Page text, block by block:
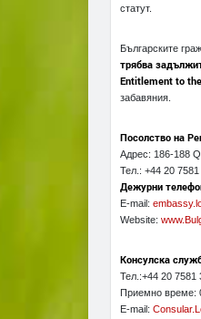
статут.
Българските
трябва
Entitlement to
забавяния.
Посолство на
Адрес: 186-188
Тел.: +44 20
Дежурни
E-mail:
Website:
Консулска
Тел.:+44 20 7581
Приемно време:
E-mail: